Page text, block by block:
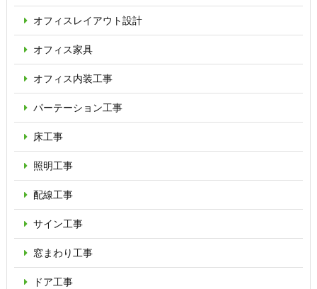
オフィス レイアウト設計
オフィス家具
オフィス内装工事
パーテーション工事
床工事
照明工事
配線工事
サイン工事
窓まわり工事
ドア工事